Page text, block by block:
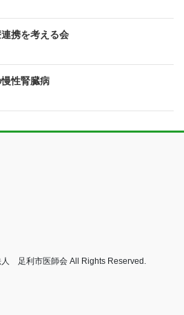
携を考える会
性腎臓病
足利市医師会 All Rights Reserved.